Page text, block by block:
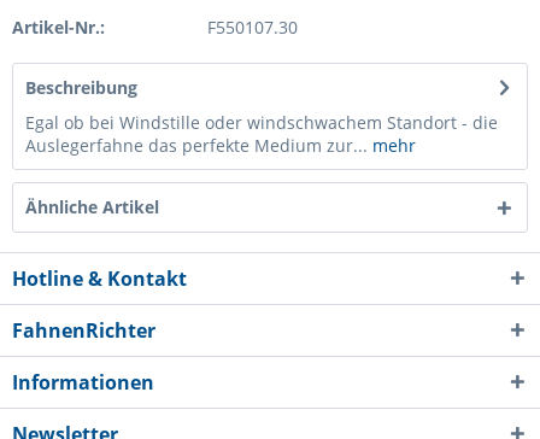
Artikel-Nr.: F550107.30
Beschreibung
Egal ob bei Windstille oder windschwachem Standort - die
Auslegerfahne das perfekte Medium zur... mehr
Ähnliche Artikel
Hotline & Kontakt
FahnenRichter
Informationen